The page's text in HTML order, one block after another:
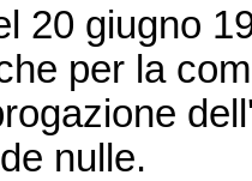
20 giugno
per la
nulle.